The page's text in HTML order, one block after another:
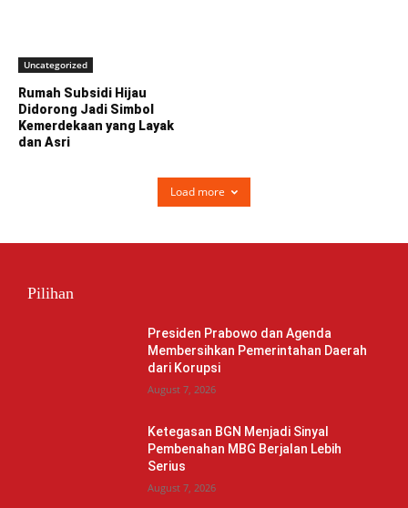
Uncategorized
Rumah Subsidi Hijau
Didorong Jadi Simbol
Kemerdekaan yang Layak
dan Asri
Load more
Pilihan
Presiden Prabowo dan Agenda
Membersihkan Pemerintahan Daerah
dari Korupsi
August 7, 2026
Ketegasan BGN Menjadi Sinyal
Pembenahan MBG Berjalan Lebih
Serius
August 7, 2026